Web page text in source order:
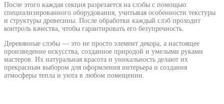
После этого каждая секция разрезается на слэбы с помощью
специализированного оборудования, учитывая особенности текстуры
и структуры древесины. После обработки каждый слэб проходит
контроль качества, чтобы гарантировать его безупречность.
Деревянные слэбы — это не просто элемент декора, а настоящее
произведение искусства, созданное природой и умелыми руками
мастеров. Их натуральная красота и уникальность делают их
прекрасным выбором для оформления интерьера и создания
атмосферы тепла и уюта в любом помещении.